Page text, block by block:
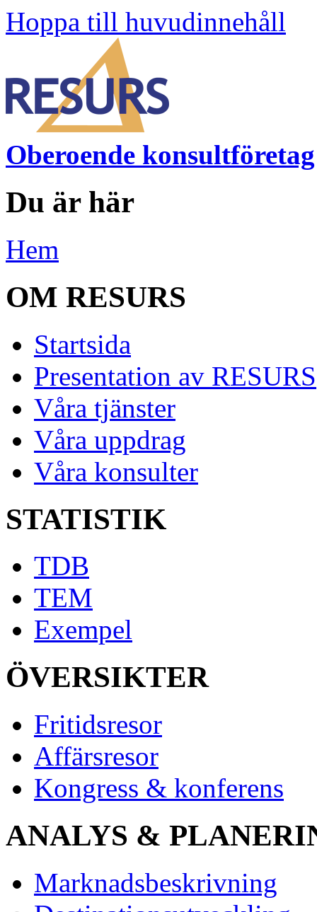
Hoppa till huvudinnehåll
Oberoende
Du är här
Hem
OM RESURS
Startsida
Presentation av RESURS
Våra tjänster
Våra uppdrag
Våra konsulter
STATISTIK
TDB
TEM
Exempel
ÖVERSIKTER
Fritidsresor
Affärsresor
Kongress & konferens
ANALYS &
Marknadsbeskrivning